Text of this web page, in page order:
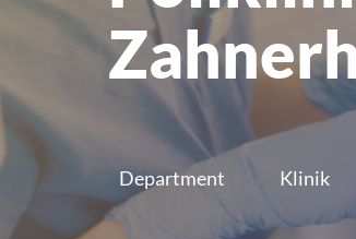
Department Klinik